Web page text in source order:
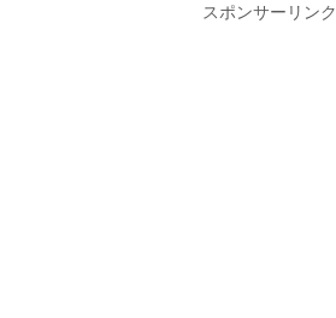
スポンサーリンク